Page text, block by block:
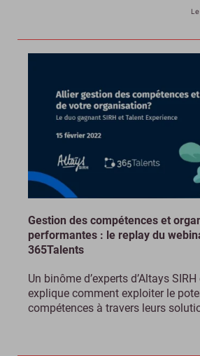
Gestion des compétences et
performantes : le replay du
365Talents
Un binôme d’experts d’Altays
explique comment exploiter le
compétences à travers leurs